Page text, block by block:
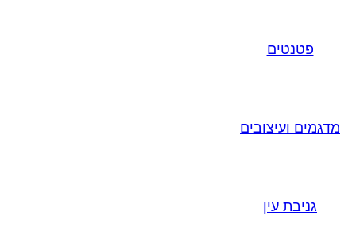
פטנטים
מדגמים ועיצובים
גניבת עין